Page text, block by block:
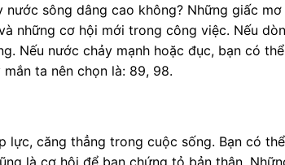
nước sông dâng cao không? Những giấc mơ
những cơ hội mới trong công việc. Nếu
Nếu nước chảy mạnh hoặc đục, bạn có thể
ta nên chọn là: 89, 98.
lực, căng thẳng trong cuộc sống. Bạn có thể